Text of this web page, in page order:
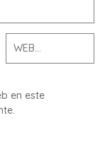
en este